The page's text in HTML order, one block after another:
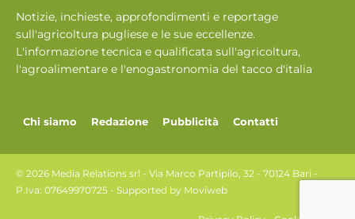
Notizie, inchieste, approfondimenti e reportage
sull'agricoltura pugliese e le sue eccellenze.
L'informazione tecnica e qualificata sull'agricoltura,
l'agroalimentare e l'enogastronomia del tacco d'italia
Chi siamo Redazione Pubblicità Contatti
© 2026 Media Relations srl - Via Marco Partipilo, 32 - 70124 Bari -
P.Iva: 07649970725 - Supported by Moviweb